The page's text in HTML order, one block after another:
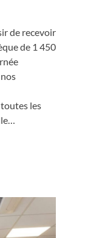
de recevoir
de 1 450
les